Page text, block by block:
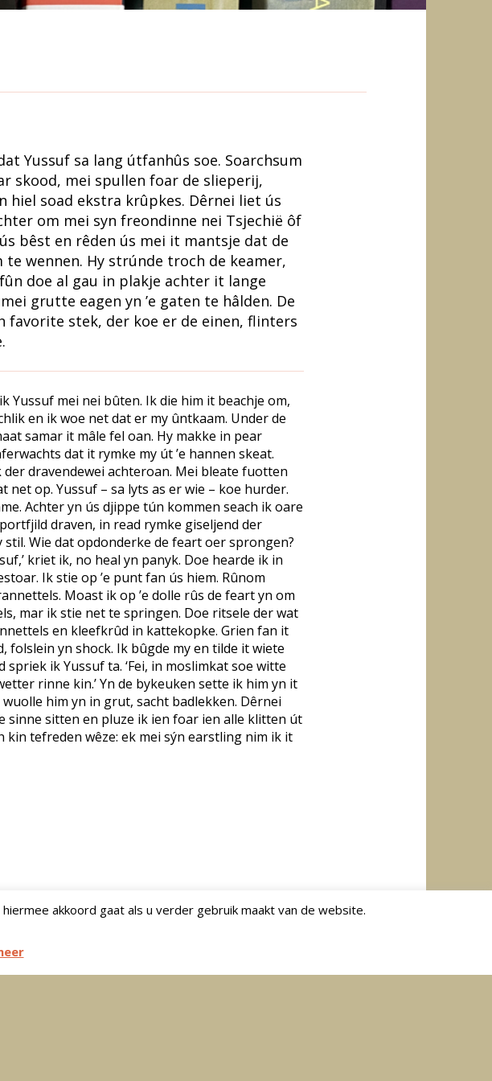
Yussuf sa lang útfanhûs soe. Soarchsum
skood, mei spullen foar de slieperij,
hiel soad ekstra krûpkes. Dêrnei liet ús
om mei syn freondinne nei Tsjechië ôf
bêst en rêden ús mei it mantsje dat de
te wennen. Hy strúnde troch de keamer,
doe al gau in plakje achter it lange
grutte eagen yn ’e gaten te hâlden. De
favorite stek, der koe er de einen, flinters
Yussuf mei nei bûten. Ik die him it beachje om,
en ik woe net dat er my ûntkaam. Under de
samar it mâle fel oan. Hy makke in pear
dat it rymke my út ’e hannen skeat.
dravendewei achteroan. Mei bleate fuotten
net op. Yussuf – sa lyts as er wie – koe hurder.
Achter yn ús djippe tún kommen seach ik oare
draven, in read rymke giseljend der
Wie dat opdonderke de feart oer sprongen?
kriet ik, no heal yn panyk. Doe hearde ik in
Ik stie op ’e punt fan ús hiem. Rûnom
Moast ik op ’e dolle rûs de feart yn om
mar ik stie net te springen. Doe ritsele der wat
en kleefkrûd in kattekopke. Grien fan it
folslein yn shock. Ik bûgde my en tilde it wiete
spriek ik Yussuf ta. ‘Fei, in moslimkat soe witte
rinne kin.’ Yn de bykeuken sette ik him yn it
him yn in grut, sacht badlekken. Dêrnei
sinne sitten en pluze ik ien foar ien alle klitten út
kin tefreden wêze: ek mei sýn earstling nim ik it
akkoord gaat als u verder gebruik maakt van de website.